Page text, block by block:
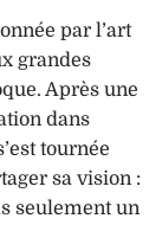
par l’art
grandes
Après une
dans
tournée
sa vision :
seulement un